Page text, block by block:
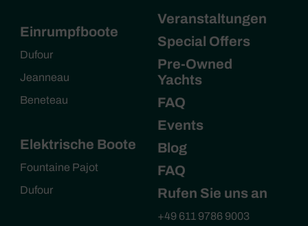
Einrumpfboote
Dufour
Jeanneau
Beneteau
Elektrische Boote
Fountaine Pajot
Dufour
Veranstaltungen
Special Offers
Pre-Owned
Yachts
FAQ
Events
Blog
FAQ
Rufen Sie uns an
+49 611 9786 9003